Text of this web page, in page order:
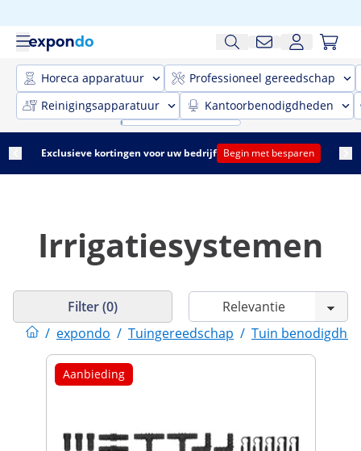
Horeca apparatuur
Professioneel gereedschap
Reinigingsapparatuur
Kantoorbenodigdheden
Exclusieve kortingen voor uw bedrijf Begin met besparen
Irrigatiesystemen
/ expondo / Tuingereedschap / Tuin
Filter (0)
Aanbieding